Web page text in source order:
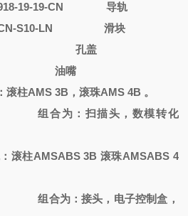
19-19-CN
导轨
S10-LN
滑块
孔盖
油嘴
滚柱AMS 3B，滚珠AMS 4B 。
组合为：扫描头，数模转化
滚柱AMSABS 3B 滚珠AMSABS 4
组合为：接头，电子控制盒，